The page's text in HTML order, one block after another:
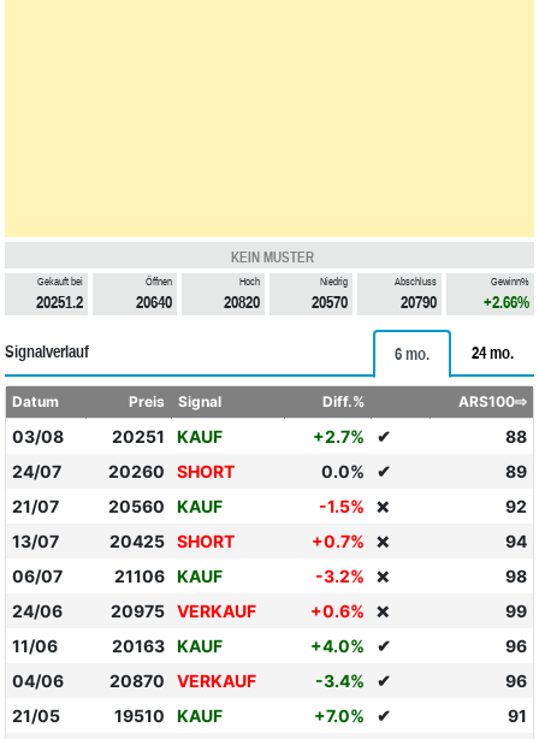
KEIN MUSTER
Gekauft bei
20251.2
Öffnen
20640
Hoch
20820
Niedrig
20570
Abschluss
20790
Gewinn%
+2.66%
Signalverlauf 6 mo. 24 mo.
Datum Preis Signal Diff.% ARS100⇨
03/08 20251 KAUF +2.7% ✔
88
24/07
20260 SHORT 0.0% ✔
89
21/07
20560 KAUF -1.5% ❌
92
13/07
20425 SHORT +0.7% ❌
94
06/07
21106 KAUF -3.2% ❌
98
24/06
20975 VERKAUF +0.6% ❌
99
11/06
20163 KAUF +4.0% ✔
96
04/06
20870 VERKAUF -3.4% ✔
96
21/05
19510 KAUF +7.0% ✔
91